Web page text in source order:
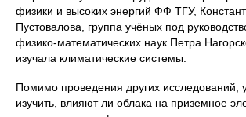
физики и высоких энергий ФФ ТГУ,
Пустовалова, группа учёных под
физико-математических наук Петра
изучала климатические системы.
Помимо проведения других исследований,
изучить, влияют ли облака на приземное